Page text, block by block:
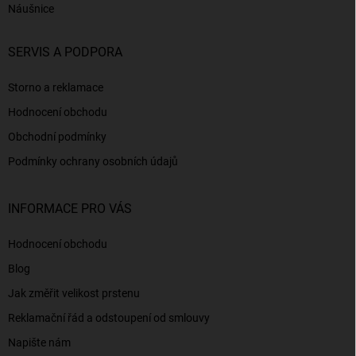
Náušnice
SERVIS A PODPORA
Storno a reklamace
Hodnocení obchodu
Obchodní podmínky
Podmínky ochrany osobních údajů
INFORMACE PRO VÁS
Hodnocení obchodu
Blog
Jak změřit velikost prstenu
Reklamační řád a odstoupení od smlouvy
Napište nám